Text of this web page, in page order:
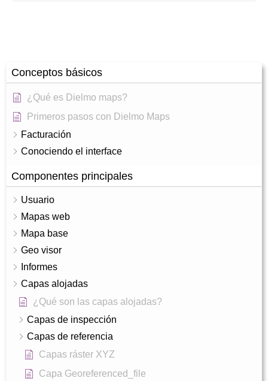
Conceptos básicos
¿Qué es Dielmo maps?
Primeros pasos con Dielmo Maps
Facturación
Conociendo el interface
Componentes principales
Usuario
Mapas web
Mapa base
Geo visor
Informes
Capas alojadas
¿Qué son las capas alojadas?
Capas de inspección
Capas de referencia
Capas ráster XYZ
Capa Georeferenced_file